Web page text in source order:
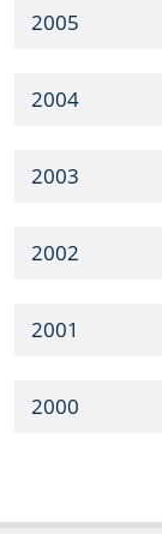
2005
2004
2003
2002
2001
2000